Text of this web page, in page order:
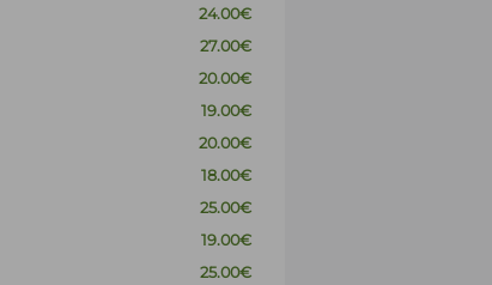
24.00€
27.00€
20.00€
19.00€
20.00€
18.00€
25.00€
19.00€
25.00€